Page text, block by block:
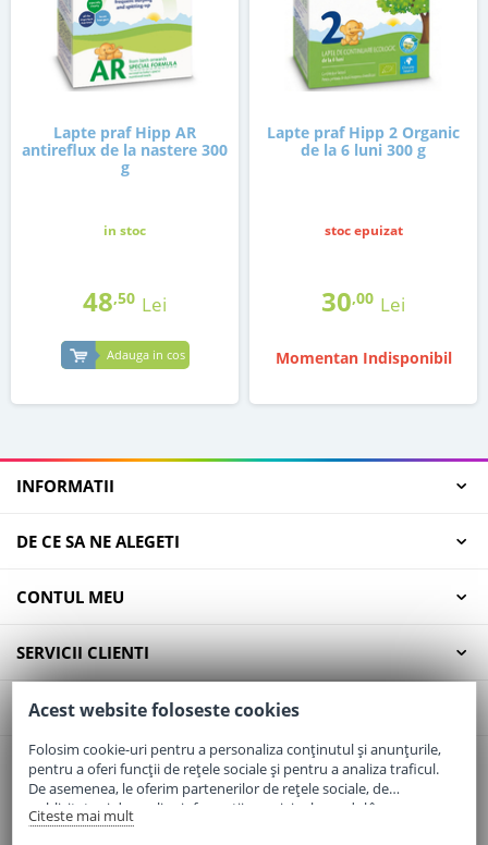
Lapte praf Hipp AR
antireflux de la nastere 300
g
in stoc
48,50 Lei
Adauga in cos
Lapte praf Hipp 2 Organic
de la 6 luni 300 g
stoc epuizat
30,00 Lei
Momentan Indisponibil
INFORMATII
DE CE SA NE ALEGETI
CONTUL MEU
SERVICII CLIENTI
CONTACT
Email:office@elaptepraf.ro
Telefon:0745-964-449
Adresa:Sos. Borsului, Nr. 20, Oradea, Jud. Bihor
Acest website foloseste cookies
Folosim cookie-uri pentru a personaliza conținutul și anunțurile,
pentru a oferi funcții de rețele sociale și pentru a analiza traficul.
De asemenea, le oferim partenerilor de rețele sociale, de
publicitate și de analize informații cu privire la modul în care
folosiți site-ul nostru. Aceștia le pot combina cu alte informații
Citeste mai mult